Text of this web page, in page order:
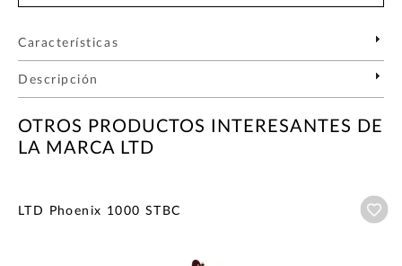
Características
Descripción
OTROS PRODUCTOS INTERESANTES DE
LA MARCA LTD
LTD Phoenix 1000 STBC